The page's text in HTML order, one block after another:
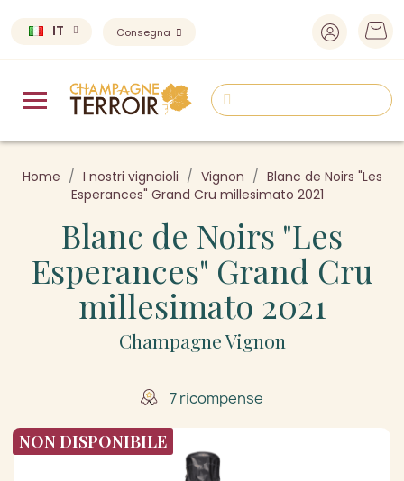
IT Consegna
Home I nostri vignaioli Vignon
Blanc de Noirs "Les
Esperances" Grand Cru millesimato 2021
Blanc de Noirs "Les
Esperances" Grand Cru
millesimato 2021
Champagne Vignon
7 ricompense
NON DISPONIBILE